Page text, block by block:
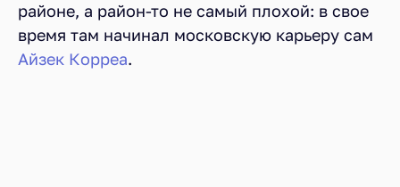
районе, а район-то не самый плохой: в свое
время там начинал московскую карьеру сам
Айзек Корреа.